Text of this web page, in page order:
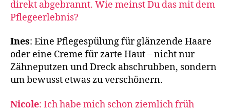
direkt abgebrannt. Wie meinst Du das mit dem
Pflegeerlebnis?
Ines: Eine Pflegespülung für glänzende Haare
oder eine Creme für zarte Haut – nicht nur
Zähneputzen und Dreck abschrubben, sondern
um bewusst etwas zu verschönern.
Nicole: Ich habe mich schon ziemlich früh